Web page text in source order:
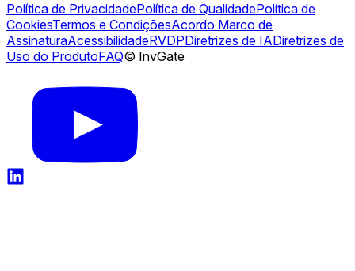
Política de PrivacidadePolítica de QualidadePolítica de
CookiesTermos e CondiçõesAcordo Marco de
AssinaturaAcessibilidadeRVDPDiretrizes de IADiretrizes de
Uso do ProdutoFAQ© InvGate